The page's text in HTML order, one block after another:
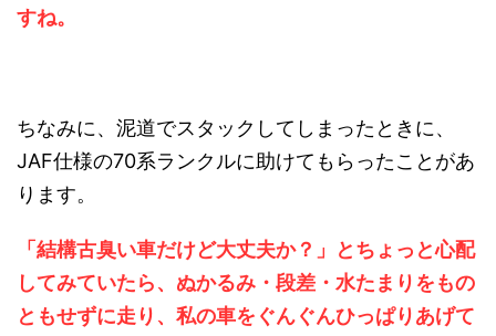
すね。
ちなみに、泥道でスタックしてしまったときに、
JAF仕様の70系ランクルに助けてもらったことがあ
ります。
「結構古臭い車だけど大丈夫か？」とちょっと心配
してみていたら、ぬかるみ・段差・水たまりをもの
ともせずに走り、私の車をぐんぐんひっぱりあげて